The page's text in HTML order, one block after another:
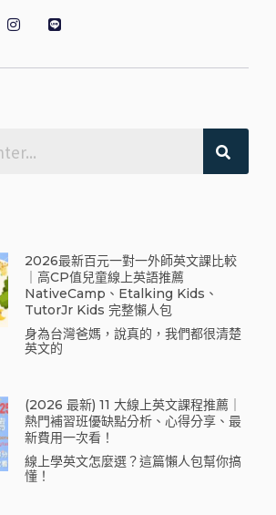
2026最新百元一對一外師英文課比較
｜高CP值兒童線上英語推薦
NativeCamp、Etalking Kids、
TutorJr Kids 完整懶人包
身為台灣爸媽，說真的，我們都很清楚
英文的
(2026 最新) 11 大線上英文課程推薦｜
熱門補習班優缺點分析、心得分享、最
新費用一次看！
線上學英文怎麼選？這篇懶人包幫你搞
懂！